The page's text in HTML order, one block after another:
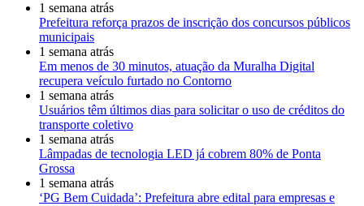
1 semana atrás
Prefeitura reforça prazos de inscrição dos concursos públicos
municipais
1 semana atrás
Em menos de 30 minutos, atuação da Muralha Digital
recupera veículo furtado no Contorno
1 semana atrás
Usuários têm últimos dias para solicitar o uso de créditos do
transporte coletivo
1 semana atrás
Lâmpadas de tecnologia LED já cobrem 80% de Ponta
Grossa
1 semana atrás
‘PG Bem Cuidada’: Prefeitura abre edital para empresas e